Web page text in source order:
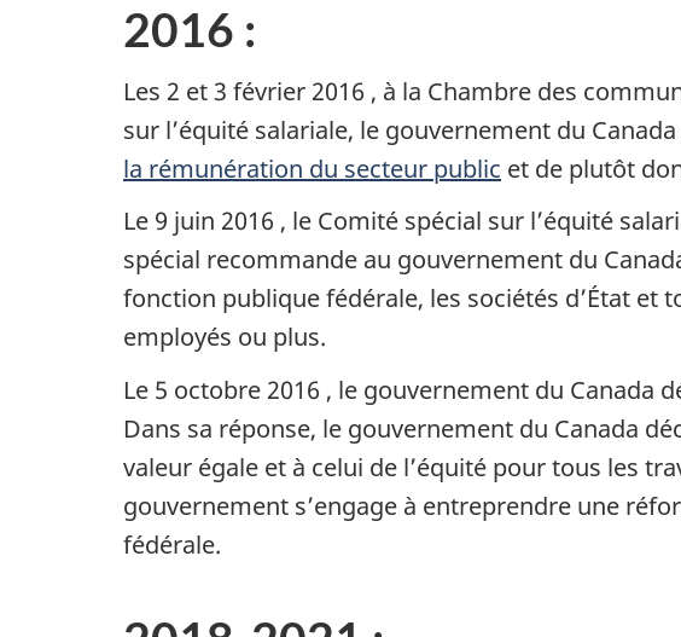
2016 :
Les 2 et3 février 2016 , à la Chambre des
sur l’équité salariale, le gouvernement du
la rémunération du secteur public et de plutôt
Le 9 juin 2016 , le Comité spécial sur l’équité
spécial recommande au gouvernement du
fonction publique fédérale, les sociétés d’État
employés ou plus.
Le 5 octobre 2016 , le gouvernement du Canada
Dans sa réponse, le gouvernement du Canada
valeur égale et à celui de l’équité pour tous les
gouvernement s’engage à entreprendre une
fédérale.